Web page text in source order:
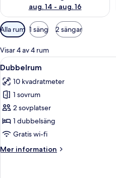
aug. 14 - aug. 16
Tillgängliga
filter
för
rum
Alla rum 1 säng 2 sängar
Visar 4 av 4 rum
Öppna
alla
foton
för
Dubbelrum
8
Dubbelrum
10 kvadratmeter
1 sovrum
2 sovplatser
1 dubbelsäng
Gratis wi-fi
Mer information
Mer